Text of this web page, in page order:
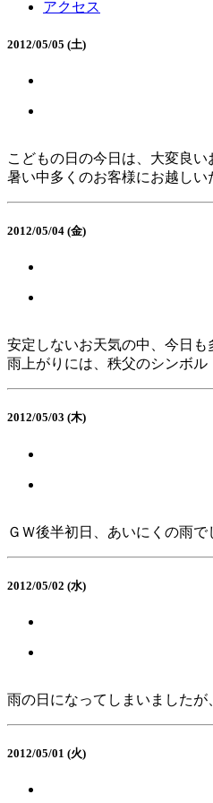
アクセス
2012/05/05 (土)
こどもの日の今日は、大変良い
暑い中多くのお客様にお越しい
2012/05/04 (金)
安定しないお天気の中、今日も
雨上がりには、秩父のシンボル
2012/05/03 (木)
ＧＷ後半初日、あいにくの雨で
2012/05/02 (水)
雨の日になってしまいましたが
2012/05/01 (火)